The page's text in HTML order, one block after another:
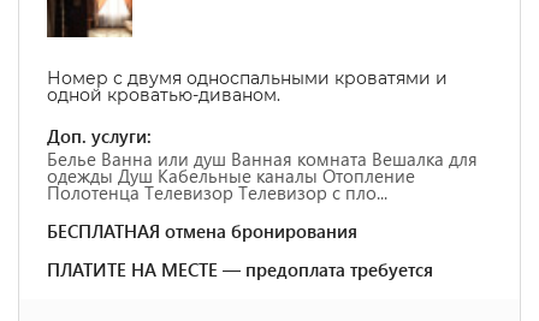
Номер с двумя односпальными кроватями и
одной кроватью-диваном.
Доп. услуги:
Белье Ванна или душ Ванная комната Вешалка для
одежды Душ Кабельные каналы Отопление
Полотенца Телевизор Телевизор с пло...
БЕСПЛАТНАЯ отмена бронирования
ПЛАТИТЕ НА МЕСТЕ — предоплата требуется